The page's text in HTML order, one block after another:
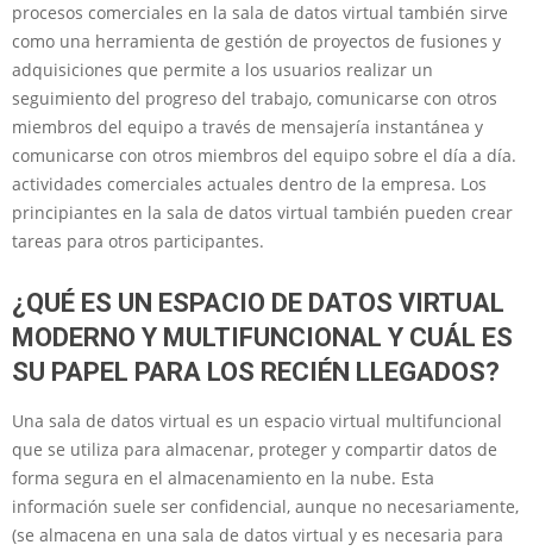
procesos comerciales en la sala de datos virtual también sirve
como una herramienta de gestión de proyectos de fusiones y
adquisiciones que permite a los usuarios realizar un
seguimiento del progreso del trabajo, comunicarse con otros
miembros del equipo a través de mensajería instantánea y
comunicarse con otros miembros del equipo sobre el día a día.
actividades comerciales actuales dentro de la empresa. Los
principiantes en la sala de datos virtual también pueden crear
tareas para otros participantes.
¿QUÉ ES UN ESPACIO DE DATOS VIRTUAL
MODERNO Y MULTIFUNCIONAL Y CUÁL ES
SU PAPEL PARA LOS RECIÉN LLEGADOS?
Una sala de datos virtual es un espacio virtual multifuncional
que se utiliza para almacenar, proteger y compartir datos de
forma segura en el almacenamiento en la nube. Esta
información suele ser confidencial, aunque no necesariamente,
(se almacena en una sala de datos virtual y es necesaria para